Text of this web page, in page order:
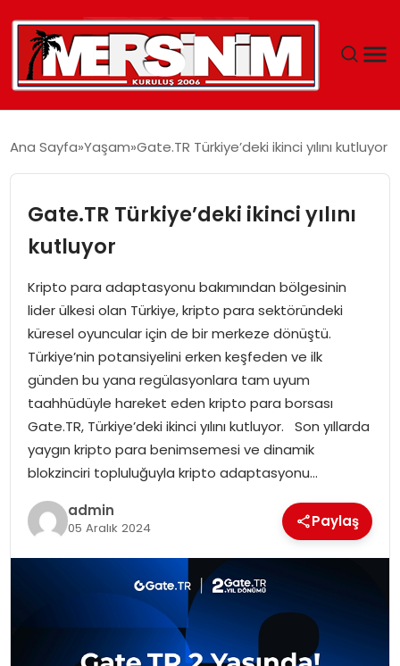
YAŞAM
GÜNCEL
EĞITIM
SPOR
EKONOMI
MAGAZIN
DÜNYA
Ana Sayfa Yaşam Gate.TR Türkiye’deki ikinci yılını kutluyor
Gate.TR Türkiye’deki ikinci yılını
kutluyor
Kripto para adaptasyonu bakımından bölgesinin
lider ülkesi olan Türkiye, kripto para sektöründeki
küresel oyuncular için de bir merkeze dönüştü.
Türkiye’nin potansiyelini erken keşfeden ve ilk
günden bu yana regülasyonlara tam uyum
taahhüdüyle hareket eden kripto para borsası
Gate.TR, Türkiye’deki ikinci yılını kutluyor. Son yıllarda
yaygın kripto para benimsemesi ve dinamik
blokzinciri topluluğuyla kripto adaptasyonu…
admin
05 Aralık 2024 Paylaş